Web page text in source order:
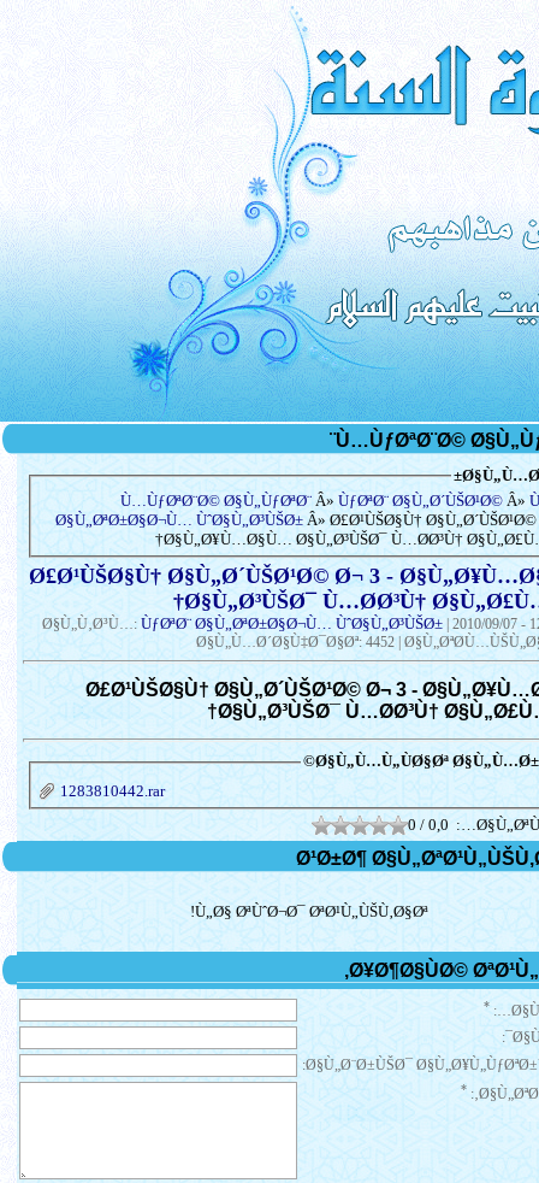
Ù…ÙƒØªØ¨Ø© Ø§Ù„ÙƒØªØ¨ Â» ÙƒØªØ¨ Ø§Ù„Ø´ÙŠØ¹Ø© Â»
Ø§Ù„ØªØ±Ø§Ø¬Ù… ÙˆØ§Ù„Ø³ÙŠØ± Â» Ø£Ø¹ÙŠØ§Ù†
Ø§Ù„Ø¥Ù…Ø§Ù… Ø§Ù„Ø³ÙŠØ¯ Ù…Ø­Ø³Ù†
Ø£Ø¹ÙŠØ§Ù† Ø§Ù„Ø´ÙŠØ¹Ø© Ø¬ 3 -
Ø§Ù„Ø³ÙŠØ¯ Ù…Ø­Ø³Ù†
Ø§Ù„Ù‚Ø³Ù…: ÙƒØªØ¨ Ø§Ù„ØªØ±Ø§Ø¬Ù… ÙˆØ§Ù„Ø³ÙŠØ± 2010/09/07 -
Ø§Ù„Ù…Ø´Ø§Ù‡Ø¯Ø§Øª: 4452 |
Ø£Ø¹ÙŠØ§Ù† Ø§Ù„Ø´ÙŠØ¹Ø© Ø¬ 3 -
Ø§Ù„Ø³ÙŠØ¯ Ù…Ø­Ø³Ù†
Ø§Ù„Ù…Ù„ÙØ§Øª
1283810442.rar
0 / 0,0
Ù„Ø§ ØªÙˆØ¬Ø¯ ØªØ¹Ù„ÙŠÙ‚Ø§Øª!
*
Ø§Ù„Ø¨Ø±ÙŠØ¯
*